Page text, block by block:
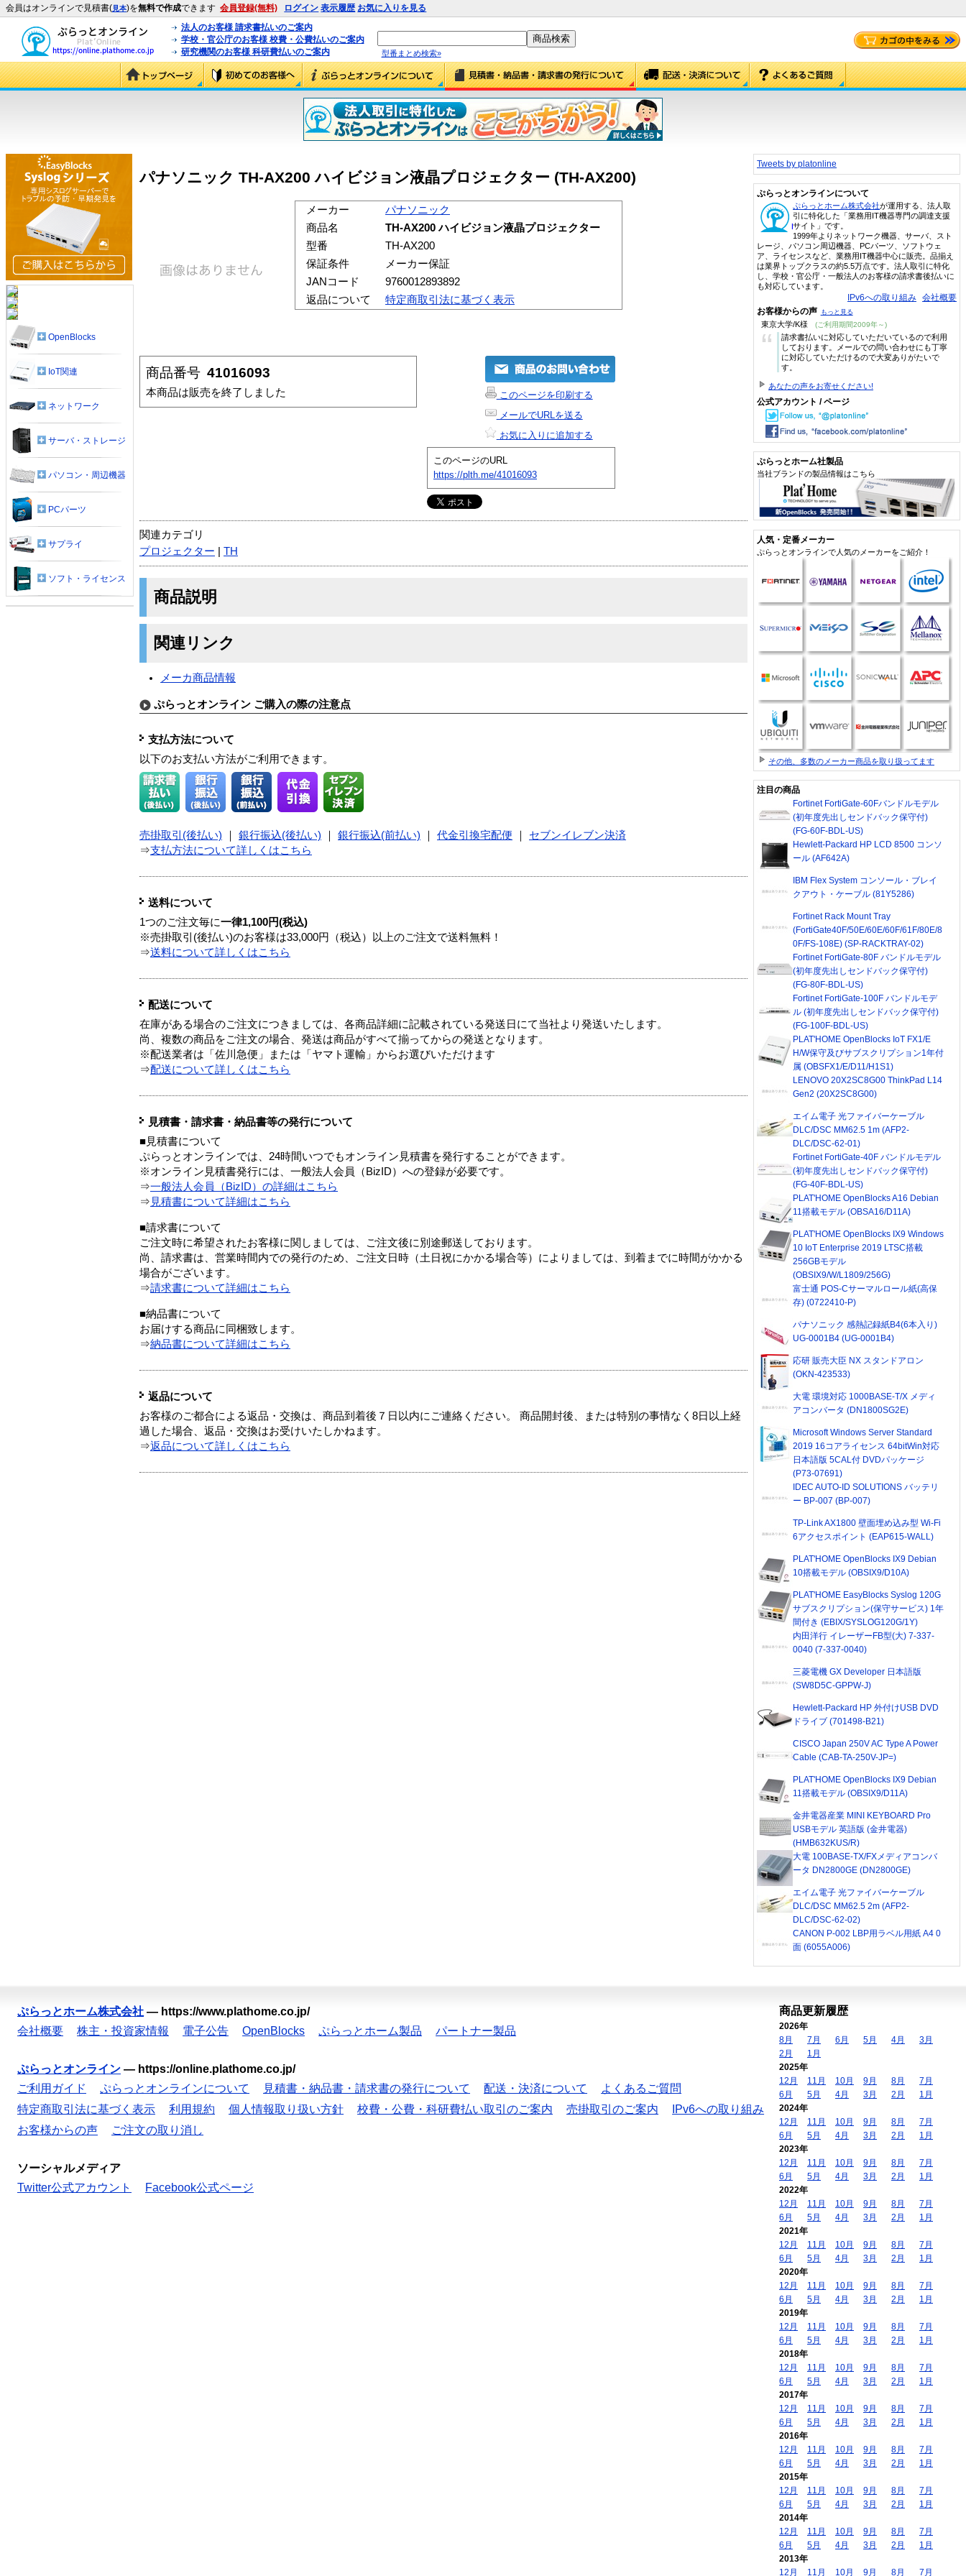
会員はオンラインで見積書(見本)を無料で作成できます 会員登録(無料) ログイン 表示履歴 お気に入りを見る
法人のお客様 請求書払いのご案内
学校・官公庁のお客様 校費・公費払いのご案内
研究機関のお客様 科研費払いのご案内
型番まとめ検索»
パナソニック TH-AX200 ハイビジョン液晶プロジェクター (TH-AX200)
メーカー
パナソニック
商品名
TH-AX200 ハイビジョン液晶プロジェクター
型番
TH-AX200
保証条件
メーカー保証
JANコード
9760012893892
返品について
特定商取引法に基づく表示
商品番号 41016093
本商品は販売を終了しました
このページを印刷する
メールでURLを送る
お気に入りに追加する
このページのURL
https://plth.me/41016093
関連カテゴリ
プロジェクター
TH
商品説明
関連リンク
メーカ商品情報
ぷらっとオンライン ご購入の際の注意点
支払方法について
以下のお支払い方法がご利用できます。
売掛取引(後払い) 銀行振込(後払い) 銀行振込(前払い) 代金引換宅配便
セブンイレブン決済
⇒支払方法について詳しくはこちら
送料について
1つのご注文毎に一律1,100円(税込)
※売掛取引(後払い)のお客様は33,000円（税込）以上のご注文で送料無料！
⇒送料について詳しくはこちら
配送について
在庫がある場合のご注文につきましては、各商品詳細に記載されている発送日にて当社より発送いたします。
尚、複数の商品をご注文の場合、発送は商品がすべて揃ってからの発送となります。
※配送業者は「佐川急便」または「ヤマト運輸」からお選びいただけます
⇒配送について詳しくはこちら
見積書・請求書・納品書等の発行について
■見積書について
ぷらっとオンラインでは、24時間いつでもオンライン見積書を発行することができます。
※オンライン見積書発行には、一般法人会員（BizID）への登録が必要です。
⇒一般法人会員（BizID）の詳細はこちら
⇒ 見積書について詳細はこちら
■請求書について
ご注文時に希望されたお客様に関しましては、ご注文後に別途郵送しております。
尚、請求書は、営業時間内での発行のため、ご注文日時（土日祝にかかる場合等）によりましては、到着までに時間がかかる
場合がございます。
⇒請求書について詳細はこちら
■納品書について
お届けする商品に同梱致します。
⇒納品書について詳細はこちら
返品について
お客様のご都合による返品・交換は、商品到着後７日以内にご連絡ください。 商品開封後、または特別の事情なく8日以上経
過した場合、返品・交換はお受けいたしかねます。
⇒返品について詳しくはこちら
OpenBlocks
IoT関連
ネットワーク
サーバ・ストレージ
パソコン・周辺機器
PCパーツ
サプライ
ソフト・ライセンス
Tweets by platonline
ぷらっとオンラインについて
ぷらっとホーム株式会社が運用する、法人取
引に特化した「業務用IT機器専門の調達支援
サイト」です。
1999年よりネットワーク機器、サーバ、スト
レージ、パソコン周辺機器、PCパーツ、ソフトウェ
ア、ライセンスなど、業務用IT機器中心に販売。品揃え
は業界トップクラスの約5.5万点です。法人取引に特化
し、学校・官公庁・一般法人のお客様の請求書後払いに
も対応しています。
IPv6への取り組み 会社概要
お客様からの声 もっと見る
東京大学/K様 (ご利用期間2009年～)
“
請求書払いに対応していただいているので利用
しております。メールでの問い合わせにも丁寧
に対応していただけるので大変ありがたいで
す。
あなたの声をお寄せください!
公式アカウント / ページ
ぷらっとホーム社製品
当社ブランドの製品情報はこちら
人気・定番メーカー
ぷらっとオンラインで人気のメーカーをご紹介！
その他、多数のメーカー商品を取り扱ってます
注目の商品
Fortinet FortiGate-60Fバンドルモデル
(初年度先出しセンドバック保守付)
(FG-60F-BDL-US)
Hewlett-Packard HP LCD 8500 コンソ
ール (AF642A)
IBM Flex System コンソール・ブレイ
クアウト・ケーブル (81Y5286)
Fortinet Rack Mount Tray
(FortiGate40F/50E/60E/60F/61F/80E/8
0F/FS-108E) (SP-RACKTRAY-02)
Fortinet FortiGate-80F バンドルモデル
(初年度先出しセンドバック保守付)
(FG-80F-BDL-US)
Fortinet FortiGate-100F バンドルモデ
ル (初年度先出しセンドバック保守付)
(FG-100F-BDL-US)
PLAT'HOME OpenBlocks IoT FX1/E
H/W保守及びサブスクリプション1年付
属 (OBSFX1/E/D11/H1S1)
LENOVO 20X2SC8G00 ThinkPad L14
Gen2 (20X2SC8G00)
エイム電子 光ファイバーケーブル
DLC/DSC MM62.5 1m (AFP2-
DLC/DSC-62-01)
Fortinet FortiGate-40F バンドルモデル
(初年度先出しセンドバック保守付)
(FG-40F-BDL-US)
PLAT'HOME OpenBlocks A16 Debian
11搭載モデル (OBSA16/D11A)
PLAT'HOME OpenBlocks IX9 Windows
10 IoT Enterprise 2019 LTSC搭載
256GBモデル
(OBSIX9/W/L1809/256G)
富士通 POS-Cサーマルロール紙(高保
存) (0722410-P)
パナソニック 感熱記録紙B4(6本入り)
UG-0001B4 (UG-0001B4)
応研 販売大臣 NX スタンドアロン
(OKN-423533)
大電 環境対応 1000BASE-T/X メディ
アコンバータ (DN1800SG2E)
Microsoft Windows Server Standard
2019 16コアライセンス 64bitWin対応
日本語版 5CAL付 DVDパッケージ
(P73-07691)
IDEC AUTO-ID SOLUTIONS バッテリ
ー BP-007 (BP-007)
TP-Link AX1800 壁面埋め込み型 Wi-Fi
6アクセスポイント (EAP615-WALL)
PLAT'HOME OpenBlocks IX9 Debian
10搭載モデル (OBSIX9/D10A)
PLAT'HOME EasyBlocks Syslog 120G
サブスクリプション(保守サービス) 1年
間付き (EBIX/SYSLOG120G/1Y)
内田洋行 イレーザーFB型(大) 7-337-
0040 (7-337-0040)
三菱電機 GX Developer 日本語版
(SW8D5C-GPPW-J)
Hewlett-Packard HP 外付けUSB DVD
ドライブ (701498-B21)
CISCO Japan 250V AC Type A Power
Cable (CAB-TA-250V-JP=)
PLAT'HOME OpenBlocks IX9 Debian
11搭載モデル (OBSIX9/D11A)
金井電器産業 MINI KEYBOARD Pro
USBモデル 英語版 (金井電器)
(HMB632KUS/R)
大電 100BASE-TX/FXメディアコンバ
ータ DN2800GE (DN2800GE)
エイム電子 光ファイバーケーブル
DLC/DSC MM62.5 2m (AFP2-
DLC/DSC-62-02)
CANON P-002 LBP用ラベル用紙 A4 0
面 (6055A006)
ぷらっとホーム株式会社 — https://www.plathome.co.jp/
会社概要
株主・投資家情報 電子公告 OpenBlocks ぷらっとホーム製品 パートナー製品
ぷらっとオンライン — https://online.plathome.co.jp/
ご利用ガイド
ぷらっとオンラインについて 見積書・納品書・請求書の発行について 配送・決済について
よくあるご質問
特定商取引法に基づく表示
利用規約 個人情報取り扱い方針 校費・公費・科研費払い取引のご案内 売掛取引のご案内
IPv6への取り組み
お客様からの声
ご注文の取り消し
ソーシャルメディア
Twitter公式アカウント
Facebook公式ページ
商品更新履歴
2026年
8月
7月 6月 5月 4月
3月
2月
1月
2025年
12月
11月 10月 9月 8月
7月
6月
5月 4月 3月 2月
1月
2024年
12月
11月 10月 9月 8月
7月
6月
5月 4月 3月 2月
1月
2023年
12月
11月 10月 9月 8月
7月
6月
5月 4月 3月 2月
1月
2022年
12月
11月 10月 9月 8月
7月
6月
5月 4月 3月 2月
1月
2021年
12月
11月 10月 9月 8月
7月
6月
5月 4月 3月 2月
1月
2020年
12月
11月 10月 9月 8月
7月
6月
5月 4月 3月 2月
1月
2019年
12月
11月 10月 9月 8月
7月
6月
5月 4月 3月 2月
1月
2018年
12月
11月 10月 9月 8月
7月
6月
5月 4月 3月 2月
1月
2017年
12月
11月 10月 9月 8月
7月
6月
5月 4月 3月 2月
1月
2016年
12月
11月 10月 9月 8月
7月
6月
5月 4月 3月 2月
1月
2015年
12月
11月 10月 9月 8月
7月
6月
5月 4月 3月 2月
1月
2014年
12月
11月 10月 9月 8月
7月
6月
5月 4月 3月 2月
1月
2013年
12月
11月 10月 9月 8月 7月